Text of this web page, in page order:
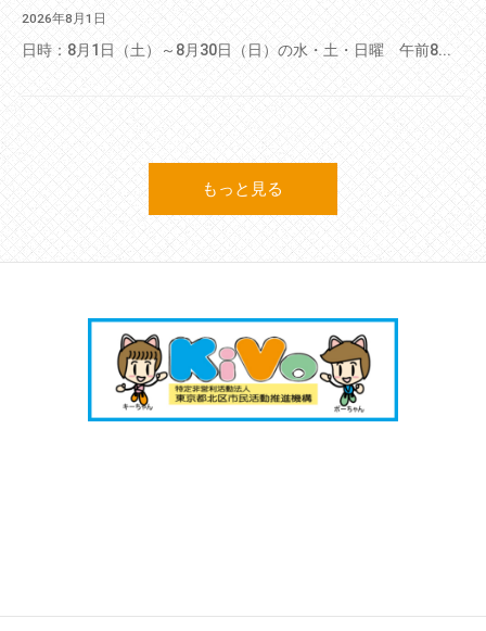
2026年8月1日
日時：8月1日（土）～8月30日（日）の水・土・日曜 午前8...
もっと見る